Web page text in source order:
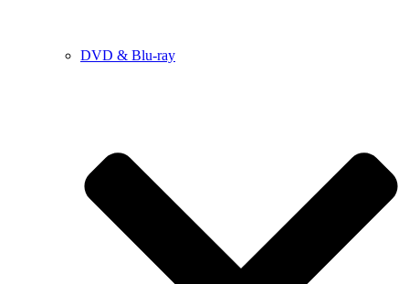
DVD & Blu-ray